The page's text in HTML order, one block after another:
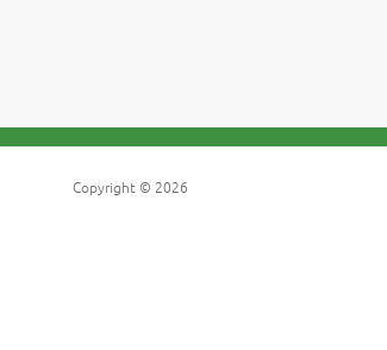
Copyright © 2026